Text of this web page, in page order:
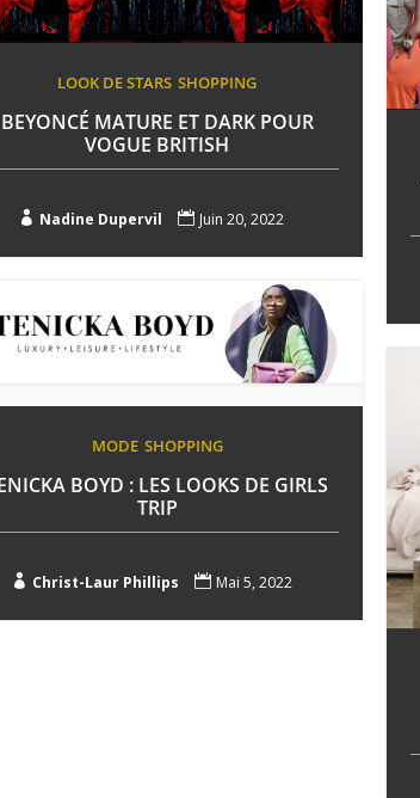
LOOK DE STARS SHOPPING
BEYONCÉ MATURE ET DARK POUR
VOGUE BRITISH
 Nadine Dupervil  Juin 20, 2022
MODE SHOPPING
BOYD : LES LOOKS DE GIRLS
TRIP
 Christ-Laur Phillips  Mai 5, 2022